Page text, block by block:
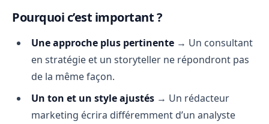
Pourquoi c’est important ?
Une approche plus pertinente → Un consultant
en stratégie et un storyteller ne répondront pas
de la même façon.
Un ton et un style ajustés → Un rédacteur
marketing écrira différemment d’un analyste